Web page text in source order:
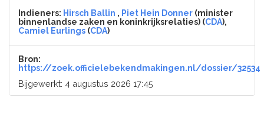
Indieners: Hirsch Ballin , Piet Hein Donner (minister
binnenlandse zaken en koninkrijksrelaties) (CDA),
Camiel Eurlings (CDA)
Bron:
https://zoek.officielebekendmakingen.nl/dossier/32534
Bijgewerkt: 4 augustus 2026 17:45